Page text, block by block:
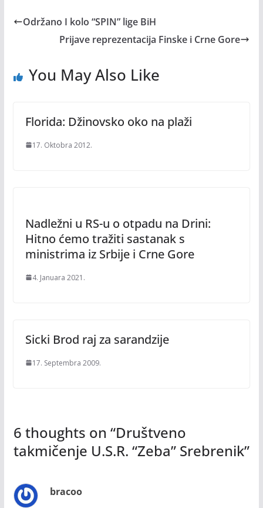
Održano I kolo “SPIN” lige BiH
Prijave reprezentacija Finske i Crne Gore
You May Also Like
Florida: Džinovsko oko na plaži
17. Oktobra 2012.
Nadležni u RS-u o otpadu na Drini:
Hitno ćemo tražiti sastanak s
ministrima iz Srbije i Crne Gore
4. Januara 2021.
Sicki Brod raj za sarandzije
17. Septembra 2009.
6 thoughts on “Društveno
takmičenje U.S.R. “Zeba” Srebrenik”
bracoo